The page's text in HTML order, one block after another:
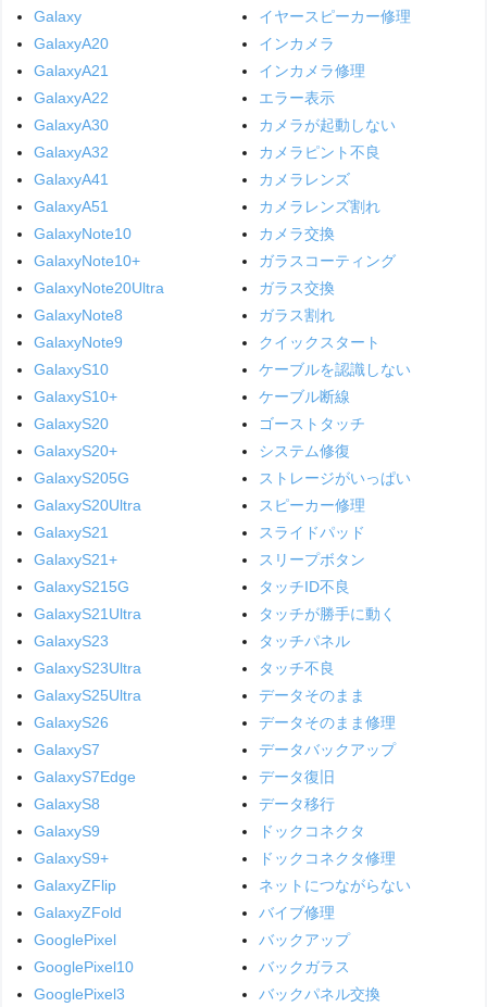
Galaxy
GalaxyA20
GalaxyA21
GalaxyA22
GalaxyA30
GalaxyA32
GalaxyA41
GalaxyA51
GalaxyNote10
GalaxyNote10+
GalaxyNote20Ultra
GalaxyNote8
GalaxyNote9
GalaxyS10
GalaxyS10+
GalaxyS20
GalaxyS20+
GalaxyS205G
GalaxyS20Ultra
GalaxyS21
GalaxyS21+
GalaxyS215G
GalaxyS21Ultra
GalaxyS23
GalaxyS23Ultra
GalaxyS25Ultra
GalaxyS26
GalaxyS7
GalaxyS7Edge
GalaxyS8
GalaxyS9
GalaxyS9+
GalaxyZFlip
GalaxyZFold
GooglePixel
GooglePixel10
GooglePixel3
イヤースピーカー修理
インカメラ
インカメラ修理
エラー表示
カメラが起動しない
カメラピント不良
カメラレンズ
カメラレンズ割れ
カメラ交換
ガラスコーティング
ガラス交換
ガラス割れ
クイックスタート
ケーブルを認識しない
ケーブル断線
ゴーストタッチ
システム修復
ストレージがいっぱい
スピーカー修理
スライドパッド
スリープボタン
タッチID不良
タッチが勝手に動く
タッチパネル
タッチ不良
データそのまま
データそのまま修理
データバックアップ
データ復旧
データ移行
ドックコネクタ
ドックコネクタ修理
ネットにつながらない
バイブ修理
バックアップ
バックガラス
バックパネル交換